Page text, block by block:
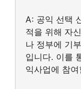
A: 공익 선택
적을 위해 자
나 정부에 기
입니다. 이를
익사업에 참